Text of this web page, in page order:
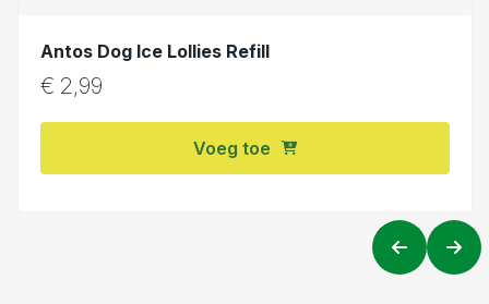
Antos Dog Ice Lollies Refill
€ 2,99
Voeg toe